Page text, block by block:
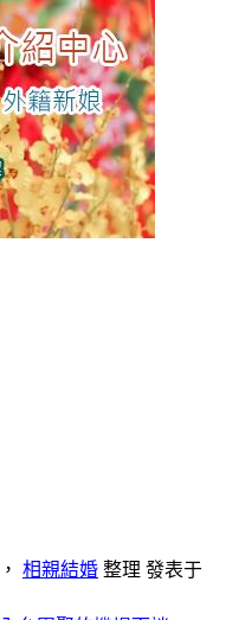
， 相親結婚 整理 發表于